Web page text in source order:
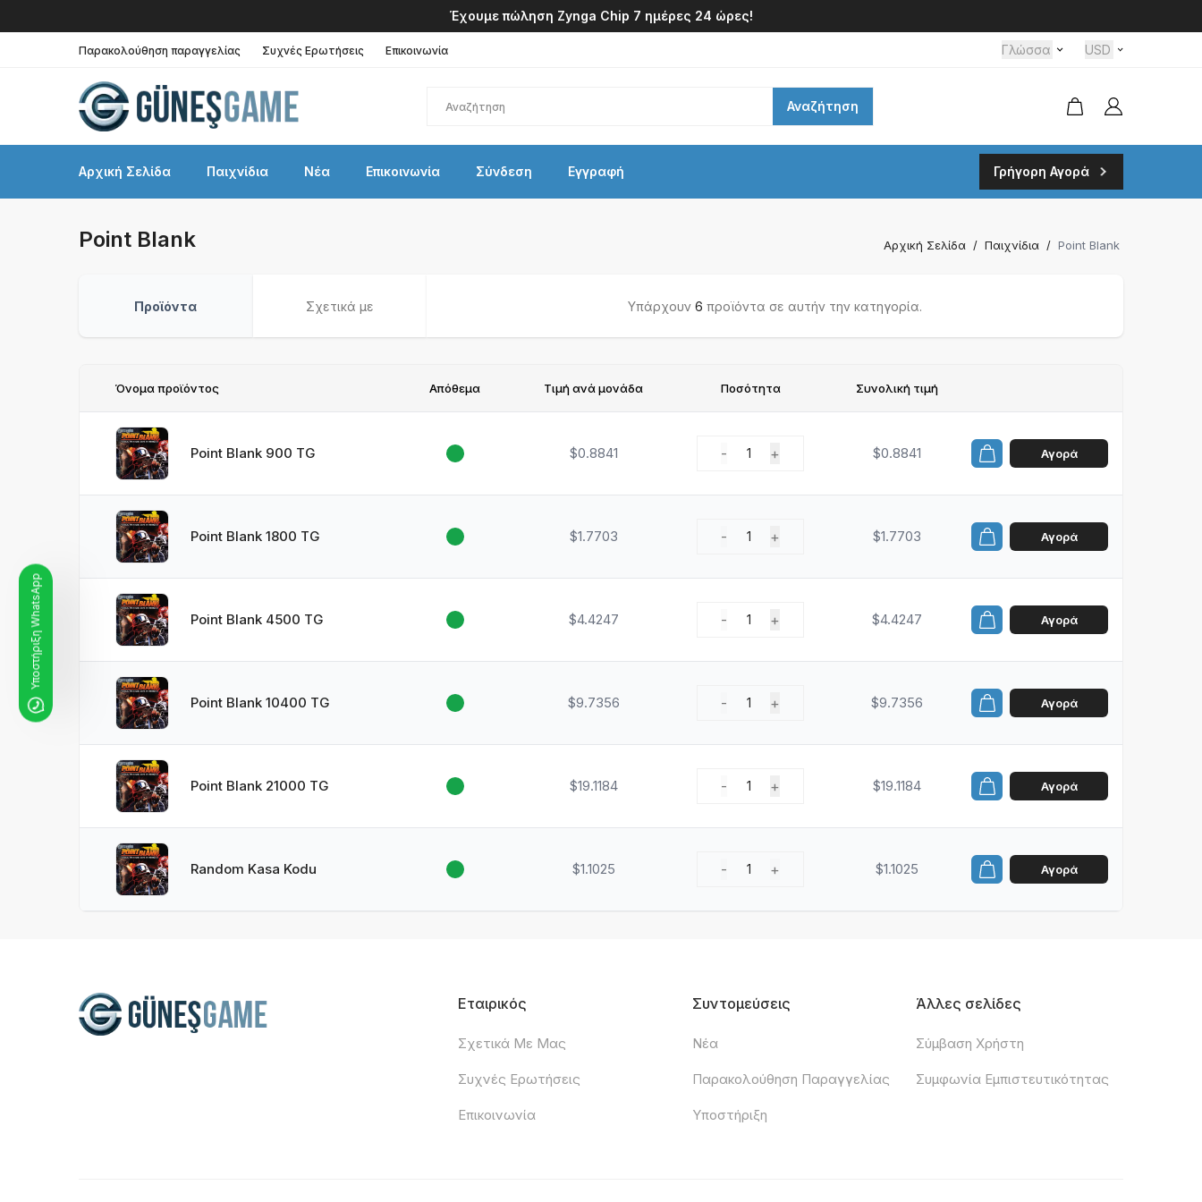
Έχουμε πώληση Zynga Chip 7 ημέρες 24 ώρες!
Παρακολούθηση παραγγελίας Συχνές Ερωτήσεις Επικοινωνία Γλώσσα USD
Αναζήτηση
Αρχική Σελίδα Παιχνίδια Νέα Επικοινωνία Σύνδεση Εγγραφή Γρήγορη Αγορά
Point Blank Αρχική Σελίδα / Παιχνίδια / Point Blank
Προϊόντα Σχετικά με Υπάρχουν6 προϊόντα σε αυτήν την κατηγορία.
Όνομα προϊόντος Απόθεμα Τιμή ανά μονάδα Ποσότητα Συνολική τιμή
Point Blank 900 TG $0.8841 - 1 + $0.8841 Αγορά
Point Blank 1800 TG $1.7703 - 1 + $1.7703 Αγορά
Point Blank 4500 TG $4.4247 - 1 + $4.4247 Αγορά
Point Blank 10400 TG $9.7356 - 1 + $9.7356 Αγορά
Point Blank 21000 TG $19.1184 - 1 + $19.1184 Αγορά
Random Kasa Kodu $1.1025 - 1 + $1.1025 Αγορά
Εταιρικός
Σχετικά Με Μας
Συχνές Ερωτήσεις
Επικοινωνία
Συντομεύσεις
Νέα
Παρακολούθηση Παραγγελίας
Υποστήριξη
Άλλες σελίδες
Σύμβαση Χρήστη
Συμφωνία Εμπιστευτικότητας
Υποστήριξη WhatsApp